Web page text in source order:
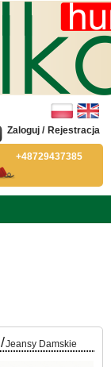
Zaloguj / Rejestracja
+48729437385
/Jeansy Damskie